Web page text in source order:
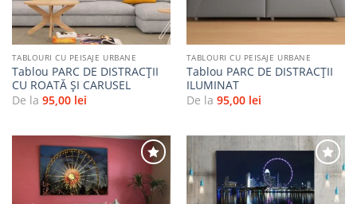
TABLOURI CU PEISAJE URBANE
Tablou PARC DE DISTRACȚII
CU ROATĂ ȘI CARUSEL
De la 95,00 lei
TABLOURI CU PEISAJE URBANE
Tablou PARC DE DISTRACȚII
ILUMINAT
De la 95,00 lei